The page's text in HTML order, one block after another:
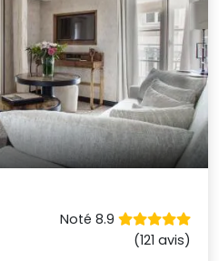
Noté 8.9
(121 avis)